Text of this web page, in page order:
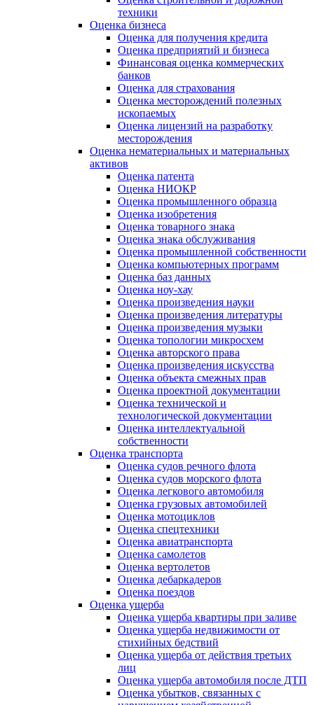
техники
Оценка бизнеса
Оценка для получения кредита
Оценка предприятий и бизнеса
Финансовая оценка коммерческих
банков
Оценка для страхования
Оценка месторождений полезных
ископаемых
Оценка лицензий на разработку
месторождения
Оценка нематериальных и материальных
активов
Оценка патента
Оценка НИОКР
Оценка промышленного образца
Оценка изобретения
Оценка товарного знака
Оценка знака обслуживания
Оценка промышленной собственности
Оценка компьютерных программ
Оценка баз данных
Оценка ноу-хау
Оценка произведения науки
Оценка произведения литературы
Оценка произведения музыки
Оценка топологии микросхем
Оценка авторского права
Оценка произведения искусства
Оценка объекта смежных прав
Оценка проектной документации
Оценка технической и
технологической документации
Оценка интеллектуальной
собственности
Оценка транспорта
Оценка судов речного флота
Оценка судов морского флота
Оценка легкового автомобиля
Оценка грузовых автомобилей
Оценка мотоциклов
Оценка спецтехники
Оценка авиатранспорта
Оценка самолетов
Оценка вертолетов
Оценка дебаркадеров
Оценка поездов
Оценка ущерба
Оценка ущерба квартиры при заливе
Оценка ущерба недвижимости от
стихийных бедствий
Оценка ущерба от действия третьих
лиц
Оценка ущерба автомобиля после ДТП
Оценка убытков, связанных с